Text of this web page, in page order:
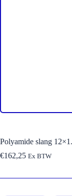
Polyamide slang
€162,25 Ex BTW